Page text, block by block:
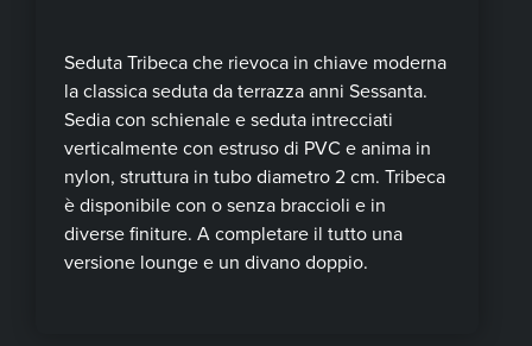
Seduta Tribeca che rievoca in chiave moderna
la classica seduta da terrazza anni Sessanta.
Sedia con schienale e seduta intrecciati
verticalmente con estruso di PVC e anima in
nylon, struttura in tubo diametro 2 cm. Tribeca
è disponibile con o senza braccioli e in
diverse finiture. A completare il tutto una
versione lounge e un divano doppio.